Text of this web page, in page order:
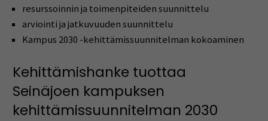
resurssoinnin ja toimenpiteiden suunnittelu
arviointi ja jatkuvuuden suunnittelu
Kampus 2030 -kehittämissuunnitelman kokoaminen
Kehittämishanke tuottaa
Seinäjoen kampuksen
kehittämissuunnitelman 2030